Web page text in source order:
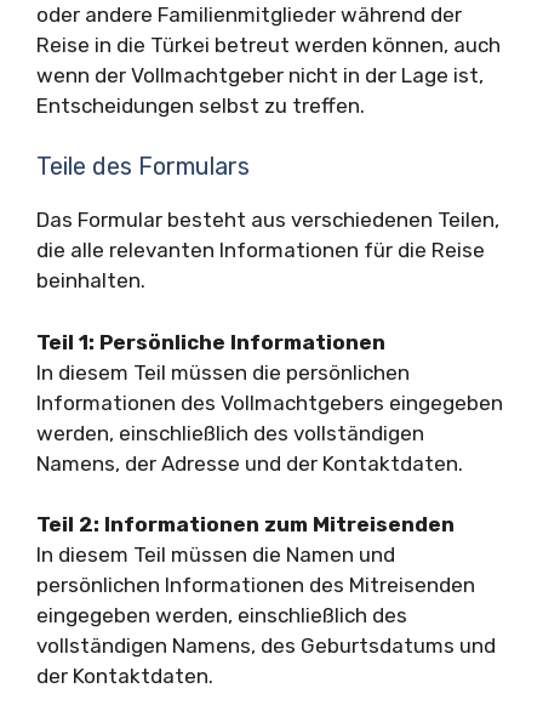
oder andere Familienmitglieder während der
Reise in die Türkei betreut werden können, auch
wenn der Vollmachtgeber nicht in der Lage ist,
Entscheidungen selbst zu treffen.
Teile des Formulars
Das Formular besteht aus verschiedenen Teilen,
die alle relevanten Informationen für die Reise
beinhalten.
Teil 1: Persönliche Informationen
In diesem Teil müssen die persönlichen
Informationen des Vollmachtgebers eingegeben
werden, einschließlich des vollständigen
Namens, der Adresse und der Kontaktdaten.
Teil 2: Informationen zum Mitreisenden
In diesem Teil müssen die Namen und
persönlichen Informationen des Mitreisenden
eingegeben werden, einschließlich des
vollständigen Namens, des Geburtsdatums und
der Kontaktdaten.